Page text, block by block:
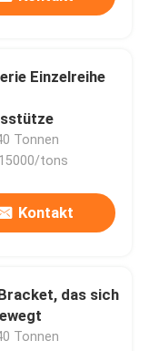
Einzelreihe
Tonnen
tons
Kontakt
das sich
Tonnen